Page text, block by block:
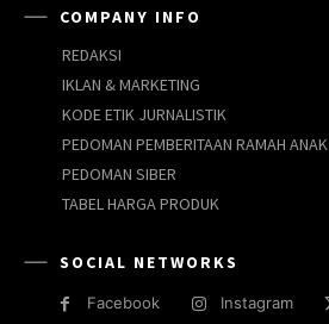
COMPANY INFO
REDAKSI
IKLAN & MARKETING
KODE ETIK JURNALISTIK
PEDOMAN PEMBERITAAN RAMAH ANAK
PEDOMAN SIBER
TABEL HARGA PRODUK
SOCIAL NETWORKS
Facebook Instagram